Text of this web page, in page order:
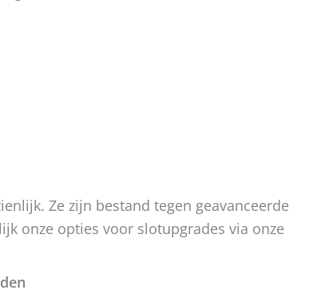
Ze zijn bestand tegen geavanceerde
onze opties voor slotupgrades via onze